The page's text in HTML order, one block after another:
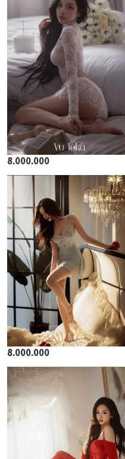
8.000.000
8.000.000